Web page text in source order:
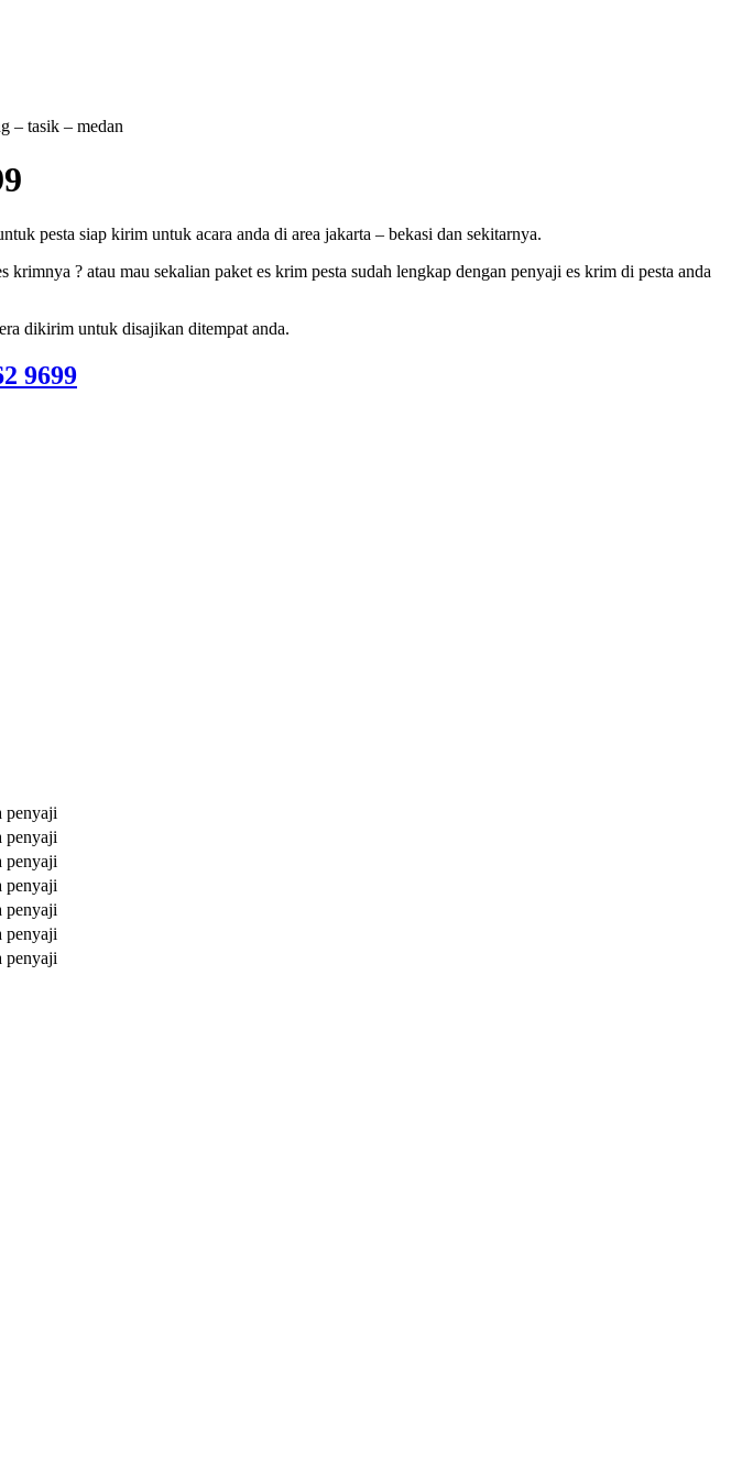
– tasik – medan
pesta siap kirim untuk acara anda di area jakarta – bekasi dan sekitarnya.
? atau mau sekalian paket es krim pesta sudah lengkap dengan penyaji es krim di pesta anda
dikirim untuk disajikan ditempat anda.
9699
penyaji
penyaji
penyaji
penyaji
penyaji
penyaji
penyaji